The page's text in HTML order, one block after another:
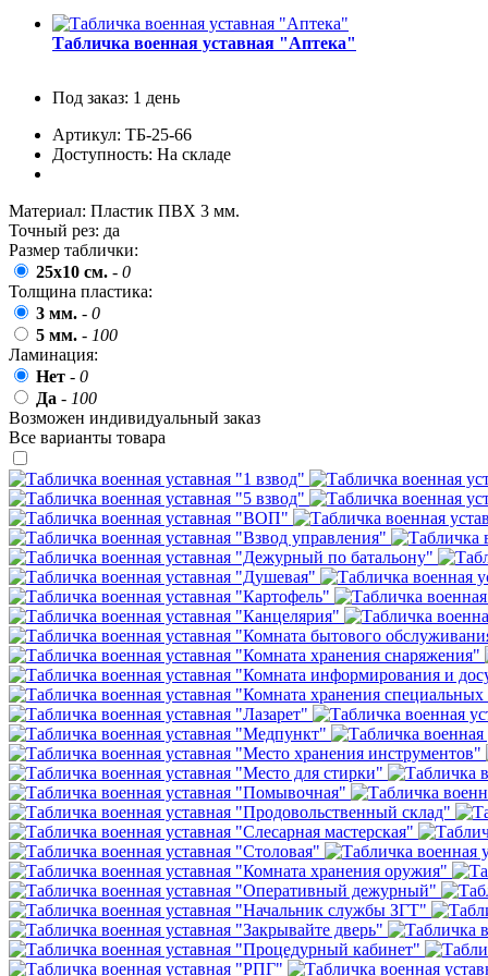
пожилых людей
5 октября, День учителя
Российской Федерации
28 октября, День Бабушек и Дедушек
4 ноября, День народного единства
7 ноября, День проведения военного
парада на Красной площади
7 ноября, День Октябрьской
революции
10 ноября, День сотрудника органов
внутренних дел РФ
13 ноября, День Войск РХБЗ
19 ноября, День Ракетных Войск и
Артиллерии
День матери (последнее воскресенье
ноября)
5 декабря, День начала
контрнаступления советских войск
9 декабря, Международный день
борьбы с коррупцией
9 декабря, День Героев Отечества
12 декабря, День конституции РФ
20 декабря, День работника органов
безопасности
Новогоднее оформление
Рождество Христово
19 января, Крещение Господне
22 января, День дедушки
25 января, Татьянин день
14 февраля, День Святого Валентина
15 февраля, День памяти о
Табличка военная уставная "Аптека"
Под заказ: 1 день
Артикул: ТБ-25-66
Доступность: На складе
Материал: Пластик ПВХ 3 мм.
Точный рез: да
Размер таблички:
25x10 см. - 0
Толщина пластика:
3 мм. - 0
5 мм. - 100
Ламинация:
Нет - 0
Да - 100
Возможен индивидуальный заказ
Все варианты товара